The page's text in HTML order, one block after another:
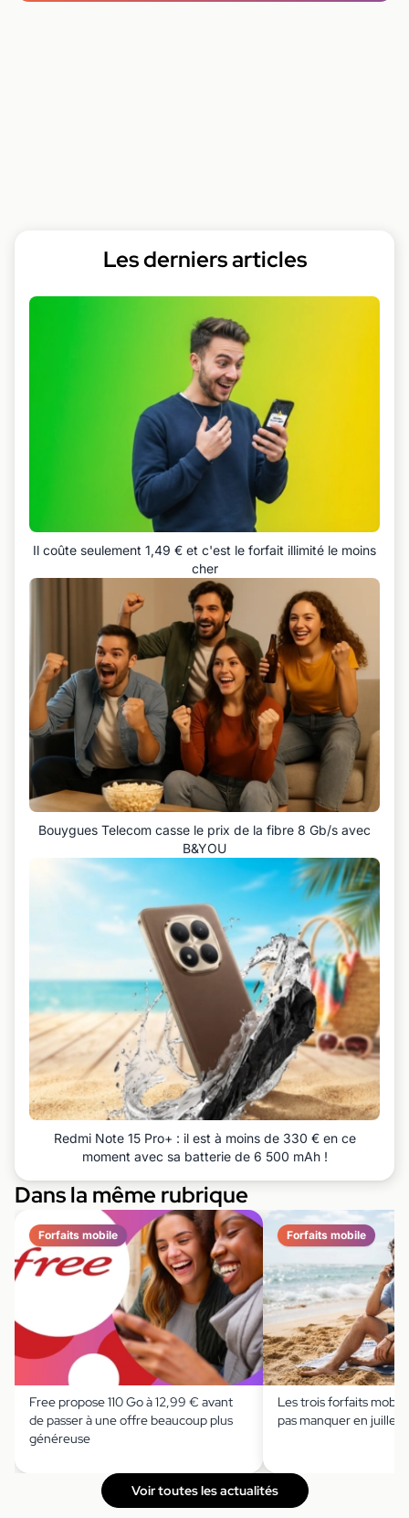
Les derniers articles
Il coûte seulement 1,49 € et c'est le forfait illimité le moins
cher
Bouygues Telecom casse le prix de la fibre 8 Gb/s avec
B&YOU
Redmi Note 15 Pro+ : il est à moins de 330 € en ce
moment avec sa batterie de 6 500 mAh !
Dans la même rubrique
Forfaits mobile
Free propose 110 Go à 12,99 € avant
de passer à une offre beaucoup plus
généreuse
Forfaits mobile
Les trois forfaits
pas manquer en juillet
Voir toutes les actualités